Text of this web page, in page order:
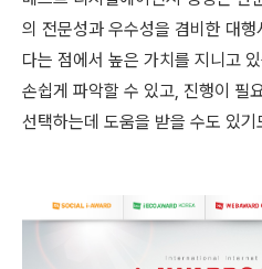
의 전문성과 우수성을 겸비한 대
다는 점에서 높은 가치를 지니고
손쉽게 파악할 수 있고, 진행이 필
선택하는데 도움을 받을 수도 있기